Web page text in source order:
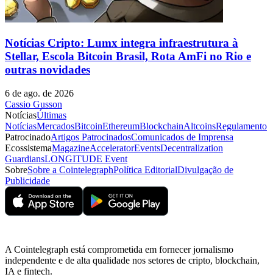
Notícias Cripto: Lumx integra infraestrutura à
Stellar, Escola Bitcoin Brasil, Rota AmFi no Rio e
outras novidades
6 de ago. de 2026
Cassio Gusson
NotíciasÚltimas
NotíciasMercadosBitcoinEthereumBlockchainAltcoinsRegulamento
PatrocinadoArtigos PatrocinadosComunicados de Imprensa
EcossistemaMagazineAcceleratorEventsDecentralization
GuardiansLONGITUDE Event
SobreSobre a CointelegraphPolítica EditorialDivulgação de
Publicidade
A Cointelegraph está comprometida em fornecer jornalismo
independente e de alta qualidade nos setores de cripto, blockchain,
IA e fintech.